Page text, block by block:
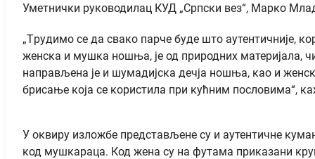
Уметнички руководилац КУД „Српски вез“, Марко
„Tрудимо се да свако парче буде што аутентичније,
женска и мушка ношња, је од природних материјала,
направљена је и шумадијска дечја ношња, као и
брисање која се користила при кућним пословима“,
У оквиру изложбе представљене су и аутентичне
код мушкараца. Код жена су на футама приказани